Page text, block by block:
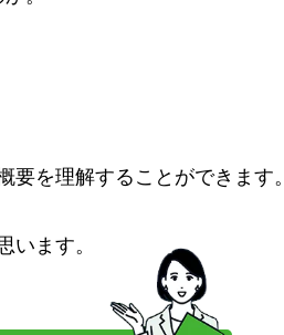
要を理解することができます。
います。